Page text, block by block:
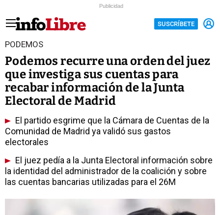
Publicidad
SUSCRÍBETE
PODEMOS
Podemos recurre una orden del juez
que investiga sus cuentas para
recabar información de la Junta
Electoral de Madrid
El partido esgrime que la Cámara de Cuentas de la
Comunidad de Madrid ya validó sus gastos
electorales
El juez pedía a la Junta Electoral información sobre
la identidad del administrador de la coalición y sobre
las cuentas bancarias utilizadas para el 26M